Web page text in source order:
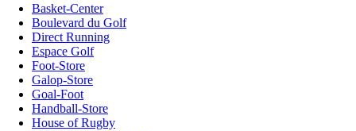
Basket-Center
Boulevard du Golf
Direct Running
Espace Golf
Foot-Store
Galop-Store
Goal-Foot
Handball-Store
House of Rugby